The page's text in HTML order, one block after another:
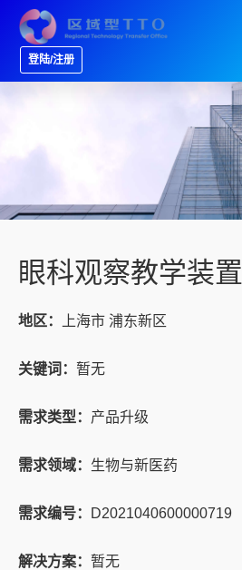
登陆/注册
眼科观察教学装置
地区： 上海市 浦东新区
关键词： 暂无
需求类型： 产品升级
需求领域： 生物与新医药
需求编号： D2021040600000719
解决方案： 暂无